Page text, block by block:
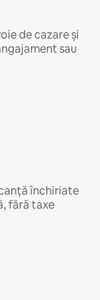
de cazare și
sau
închiriate
fără taxe